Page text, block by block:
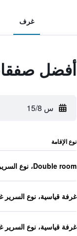
غرف
أفضل
س 15/8
نوع الإقامة
Double room، نوع السرير غير معروف
غرفة قياسية، نوع
غرفة قياسية، نوع